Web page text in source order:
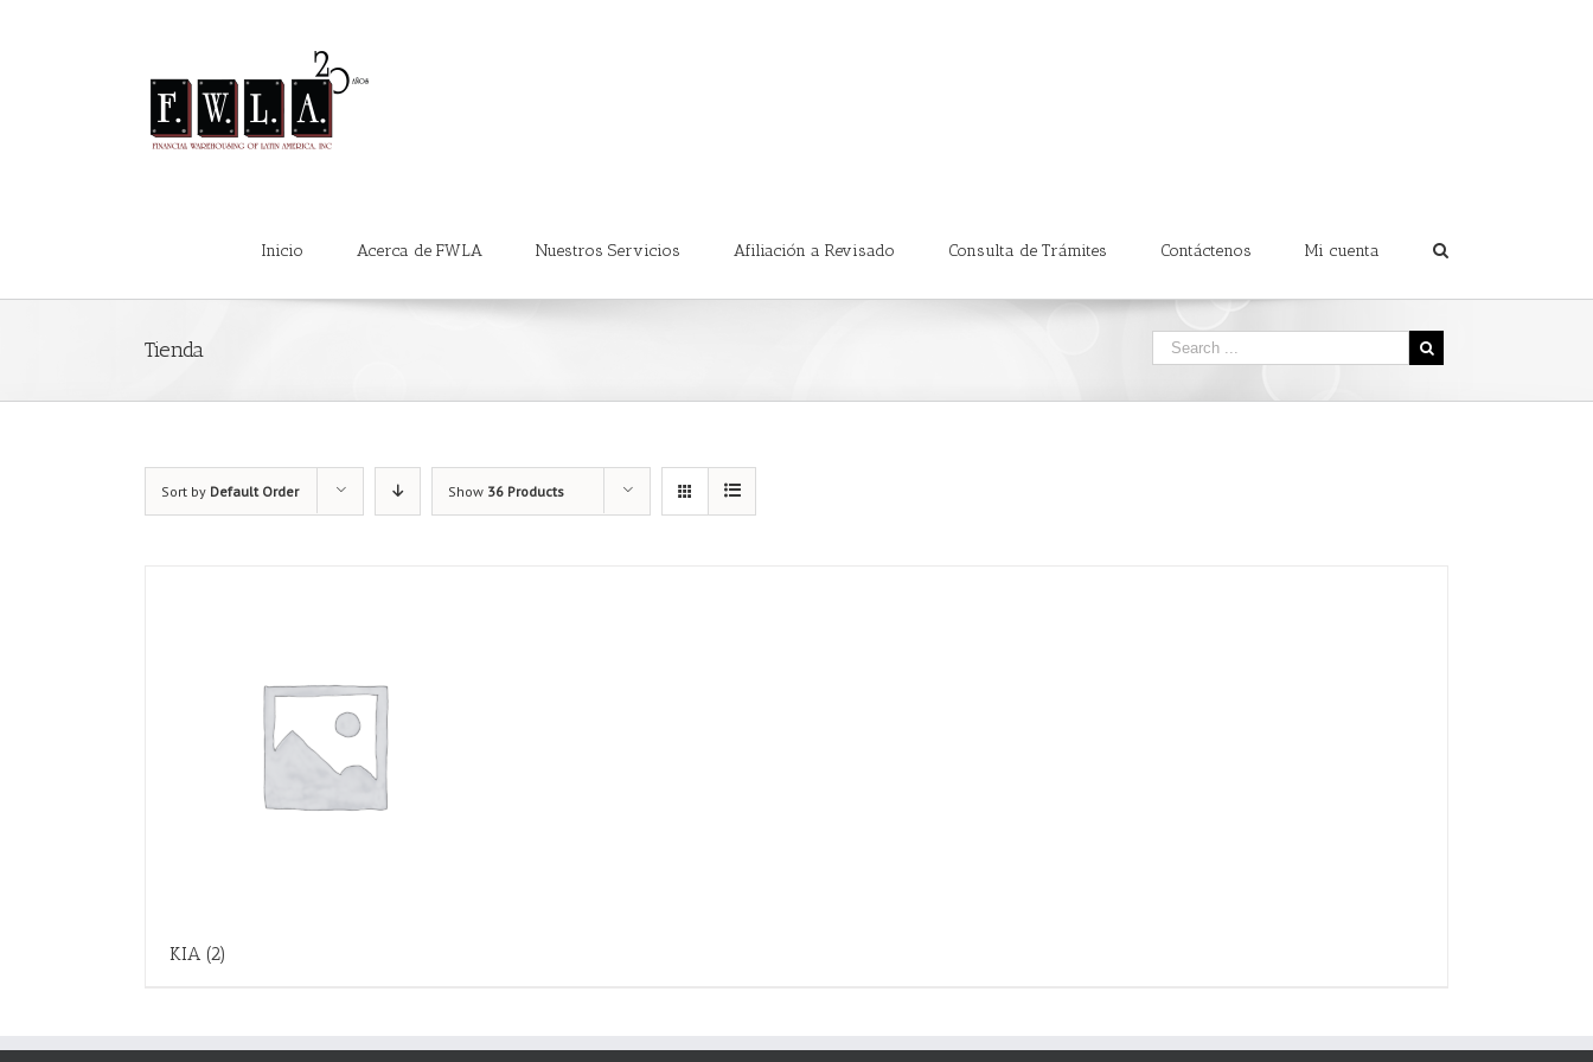
Inicio Acerca de FWLA Nuestros Servicios Afiliación a Revisado Consulta de Trámites Contáctenos Mi cuenta
Tienda
Sort by Default Order Show 36 Products
KIA (2)